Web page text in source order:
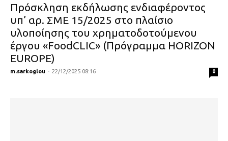
Πρόσκληση εκδήλωσης ενδιαφέροντος
υπ’ αρ. ΣΜΕ 15/2025 στο πλαίσιο
υλοποίησης του χρηματοδοτούμενου
έργου «FoodCLIC» (Πρόγραμμα HORIZON
EUROPE)
m.sarkoglou - 22/12/2025 08:16 0